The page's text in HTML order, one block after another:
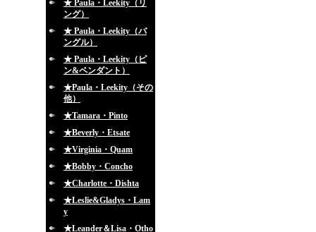
★ Paula・Leekity（リ
ング）
★ Paula・Leekity（バ
ングル）
★ Paula・Leekity（ピ
ン&ペンダント）
★Paula・Leekity（その
他）
★Tamara・Pinto
★Beverly・Etsate
★Virginia・Quam
★Bobby・Concho
★Charlotte・Dishta
★Leslie&Gladys・Lam
y
★Leander＆Lisa・Otho